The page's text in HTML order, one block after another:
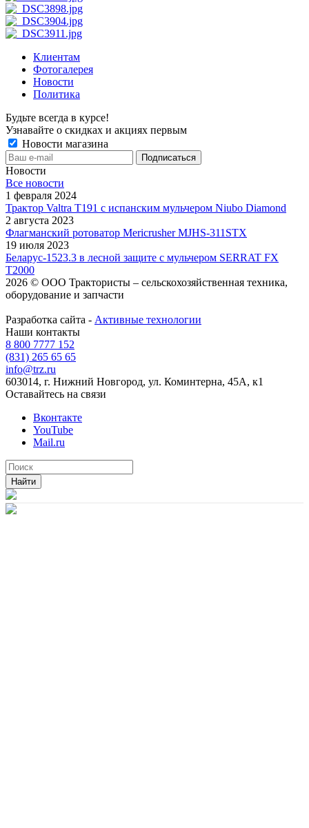
Клиентам
Фотогалерея
Новости
Политика
Будьте всегда в курсе!
Узнавайте о скидках и акциях первым
Новости магазина
Новости
Все новости
1 февраля 2024
Трактор Valtra T191 с испанским мульчером Niubo Diamond
2 августа 2023
Флагманский ротоватор Mericrusher MJHS-311STX
19 июля 2023
Беларус-1523.3 в лесной защите с мульчером SERRAT FX
T2000
2026 © ООО Трактористы – cельскохозяйственная техника,
оборудование и запчасти
Разработка сайта - Активные технологии
Наши контакты
8 800 7777 152
(831) 265 65 65
info@trz.ru
603014, г. Нижний Новгород, ул. Коминтерна, 45А, к1
Оставайтесь на связи
Вконтакте
YouTube
Mail.ru
Найти